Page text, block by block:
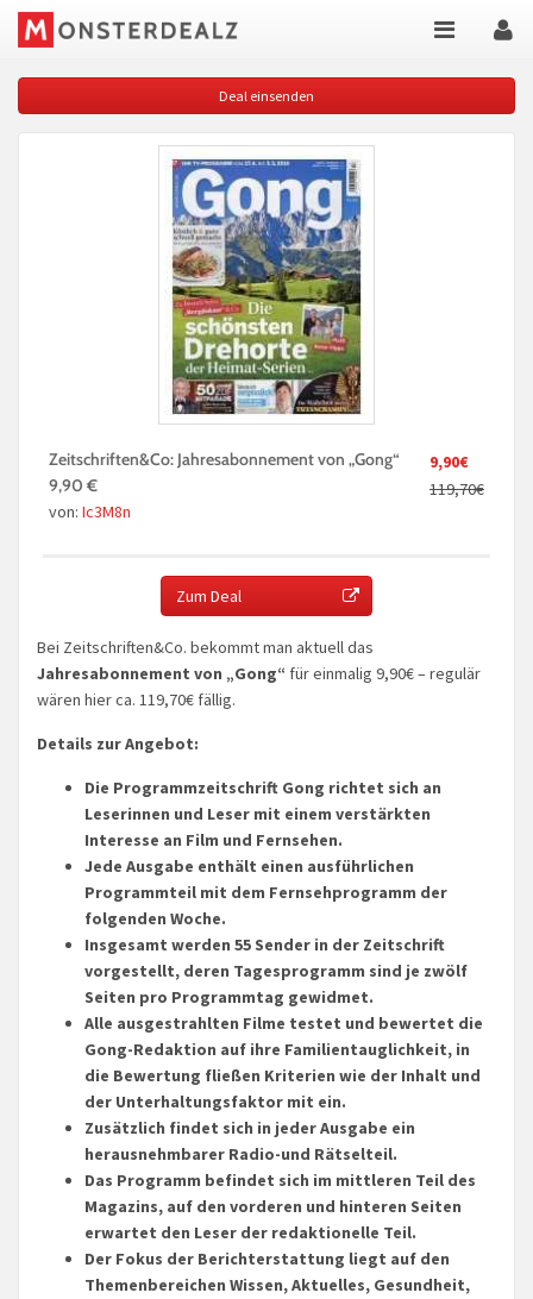
Deal einsenden
9,90€
119,70€
Zeitschriften&Co: Jahresabonnement von „Gong“
9,90 €
von: Ic3M8n
Zum Deal
Bei Zeitschriften&Co. bekommt man aktuell das
Jahresabonnement von „Gong“ für einmalig 9,90€ – regulär
wären hier ca. 119,70€ fällig.
Details zur Angebot:
Die Programmzeitschrift Gong richtet sich an
Leserinnen und Leser mit einem verstärkten
Interesse an Film und Fernsehen.
Jede Ausgabe enthält einen ausführlichen
Programmteil mit dem Fernsehprogramm der
folgenden Woche.
Insgesamt werden 55 Sender in der Zeitschrift
vorgestellt, deren Tagesprogramm sind je zwölf
Seiten pro Programmtag gewidmet.
Alle ausgestrahlten Filme testet und bewertet die
Gong-Redaktion auf ihre Familientauglichkeit, in
die Bewertung fließen Kriterien wie der Inhalt und
der Unterhaltungsfaktor mit ein.
Zusätzlich findet sich in jeder Ausgabe ein
herausnehmbarer Radio-und Rätselteil.
Das Programm befindet sich im mittleren Teil des
Magazins, auf den vorderen und hinteren Seiten
erwartet den Leser der redaktionelle Teil.
Der Fokus der Berichterstattung liegt auf den
Themenbereichen Wissen, Aktuelles, Gesundheit,